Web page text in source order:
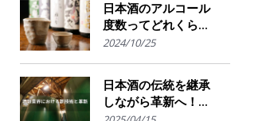
日本酒のアルコール
度数ってどれくら
い？特徴や度数の秘
2024/10/25
日本酒の伝統を継承
しながら革新へ！